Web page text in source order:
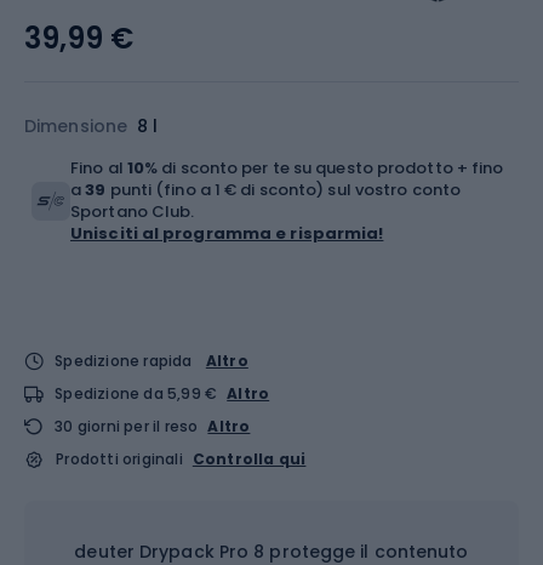
Dimensione 8 l
39,99 €
Fino al 10% di sconto per te su questo prodotto + fino
a39 punti (fino a 1 € di sconto) sul vostro conto
Sportano Club.
Unisciti al programma e risparmia!
Spedizione rapida
Altro
Spedizione da 5,99 € Altro
30 giorni per il reso Altro
Prodotti originali Controlla qui
deuter Drypack Pro 8 protegge il contenuto